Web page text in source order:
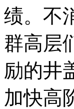
绩。不
群高层
励的井
加快高